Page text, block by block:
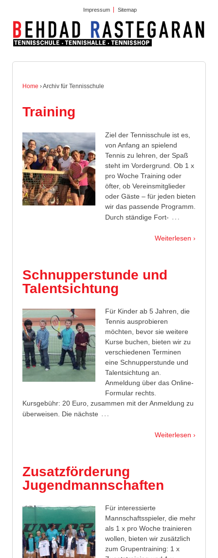
Impressum Sitemap
Home ›Archiv für Tennisschule
Training
Ziel der Tennisschule ist es,
von Anfang an spielend
Tennis zu lehren, der Spaß
steht im Vordergrund. Ob 1 x
pro Woche Training oder
öfter, ob Vereinsmitglieder
oder Gäste – für jeden bieten
wir das passende Programm.
Durch ständige Fort- …
Weiterlesen ›
Schnupperstunde und
Talentsichtung
Für Kinder ab 5 Jahren, die
Tennis ausprobieren
möchten, bevor sie weitere
Kurse buchen, bieten wir zu
verschiedenen Terminen
eine Schnupperstunde und
Talentsichtung an.
Anmeldung über das Online-
Formular rechts.
Kursgebühr: 20 Euro, zusammen mit der Anmeldung zu
überweisen. Die nächste …
Weiterlesen ›
Zusatzförderung
Jugendmannschaften
Für interessierte
Mannschaftsspieler, die mehr
als 1 x pro Woche trainieren
wollen, bieten wir zusätzlich
zum Grupentraining: 1 x